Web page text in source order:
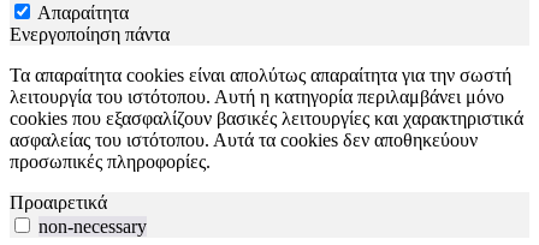
Απαραίτητα
Ενεργοποίηση πάντα
Τα απαραίτητα cookies είναι απολύτως απαραίτητα για την σωστή
λειτουργία του ιστότοπου. Αυτή η κατηγορία περιλαμβάνει μόνο
cookies που εξασφαλίζουν βασικές λειτουργίες και χαρακτηριστικά
ασφαλείας του ιστότοπου. Αυτά τα cookies δεν αποθηκεύουν
προσωπικές πληροφορίες.
Προαιρετικά
non-necessary